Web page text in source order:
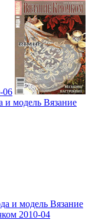
06
модель Вязание
и модель Вязание
2010-04